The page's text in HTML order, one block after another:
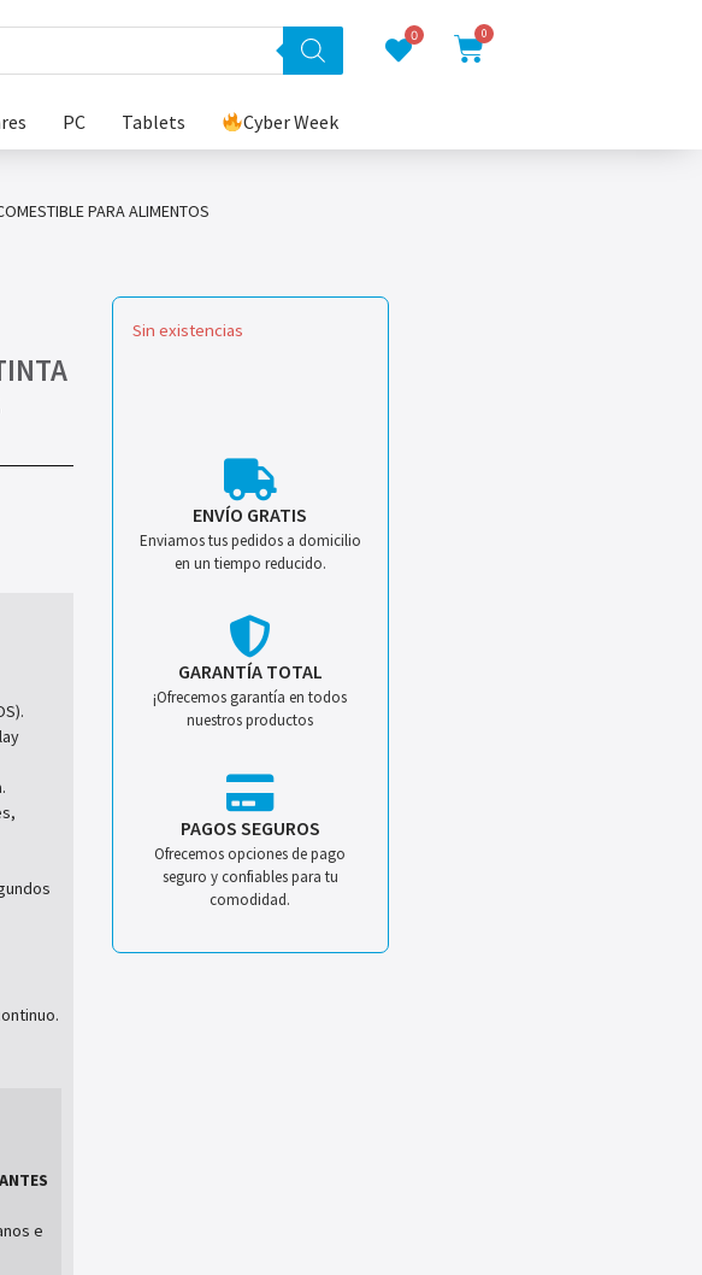
0 0
PC Tablets Cyber Week
PARA ALIMENTOS
e
Sin existencias
ENVÍO GRATIS
Enviamos tus pedidos a domicilio
en un tiempo reducido.
GARANTÍA TOTAL
¡Ofrecemos garantía en todos
nuestros productos
PAGOS SEGUROS
Ofrecemos opciones de pago
seguro y confiables para tu
comodidad.